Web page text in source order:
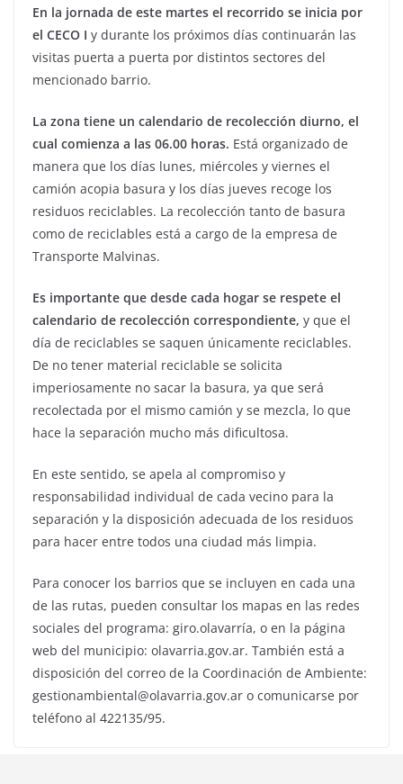
En la jornada de este martes el recorrido se inicia por
el CECO I y durante los próximos días continuarán las
visitas puerta a puerta por distintos sectores del
mencionado barrio.
La zona tiene un calendario de recolección diurno, el
cual comienza a las 06.00 horas. Está organizado de
manera que los días lunes, miércoles y viernes el
camión acopia basura y los días jueves recoge los
residuos reciclables. La recolección tanto de basura
como de reciclables está a cargo de la empresa de
Transporte Malvinas.
Es importante que desde cada hogar se respete el
calendario de recolección correspondiente, y que el
día de reciclables se saquen únicamente reciclables.
De no tener material reciclable se solicita
imperiosamente no sacar la basura, ya que será
recolectada por el mismo camión y se mezcla, lo que
hace la separación mucho más dificultosa.
En este sentido, se apela al compromiso y
responsabilidad individual de cada vecino para la
separación y la disposición adecuada de los residuos
para hacer entre todos una ciudad más limpia.
Para conocer los barrios que se incluyen en cada una
de las rutas, pueden consultar los mapas en las redes
sociales del programa: giro.olavarría, o en la página
web del municipio: olavarria.gov.ar. También está a
disposición del correo de la Coordinación de Ambiente:
gestionambiental@olavarria.gov.ar o comunicarse por
teléfono al 422135/95.